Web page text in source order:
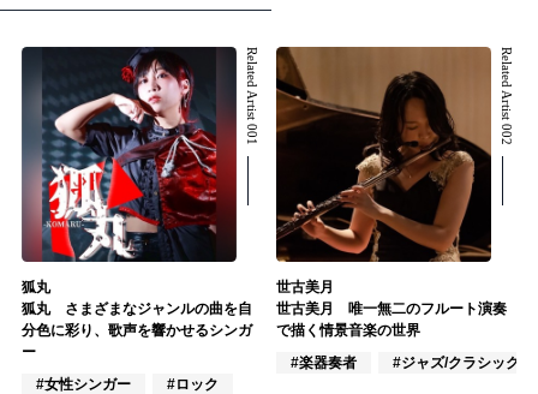
Related Artist 001
狐丸
狐丸 さまざまなジャンルの曲を自
分色に彩り、歌声を響かせるシンガ
ー
#女性シンガー
#ロック
Related Artist 002
世古美月
世古美月 唯一無二のフルート演奏
で描く情景音楽の世界
#楽器奏者
#ジャズ/クラシック